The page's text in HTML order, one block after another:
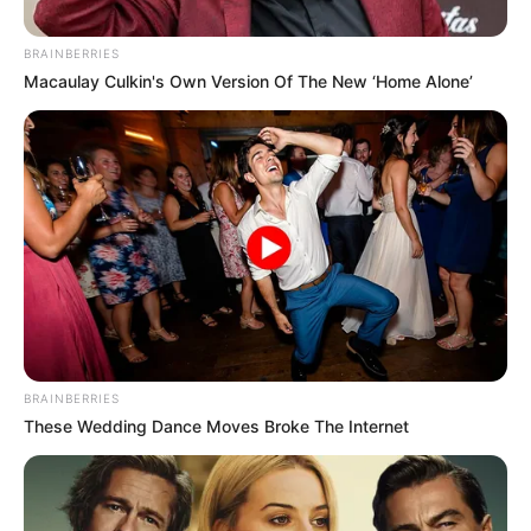
Cortesía: EPM.
Hidroituango.
Por:
Maira Arbeláez Camaño
Octubre 19, 2021
BRAINBERRIES
Macaulay Culkin's Own Version Of The New ‘Home Alone’
BRAINBERRIES
These Wedding Dance Moves Broke The Internet